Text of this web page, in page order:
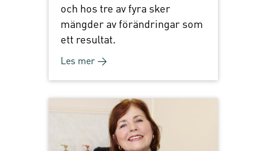
och hos tre av fyra sker
mängder av förändringar som
ett resultat.
Les mer →